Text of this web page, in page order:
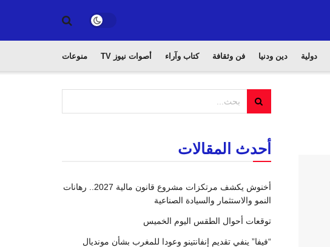
دولية دين ودنيا فن وثقافة كتاب وآراء أصوات نيوز TV منوعات
أحدث المقالات
أخنوش يكشف مرتكزات مشروع قانون مالية 2027.. رهانات
النمو والاستثمار والسيادة الصناعية
توقعات أحوال الطقس اليوم الخميس
“فيفا” ينفي تقديم إنفانتينو وعودا للمغرب بشأن مونديال